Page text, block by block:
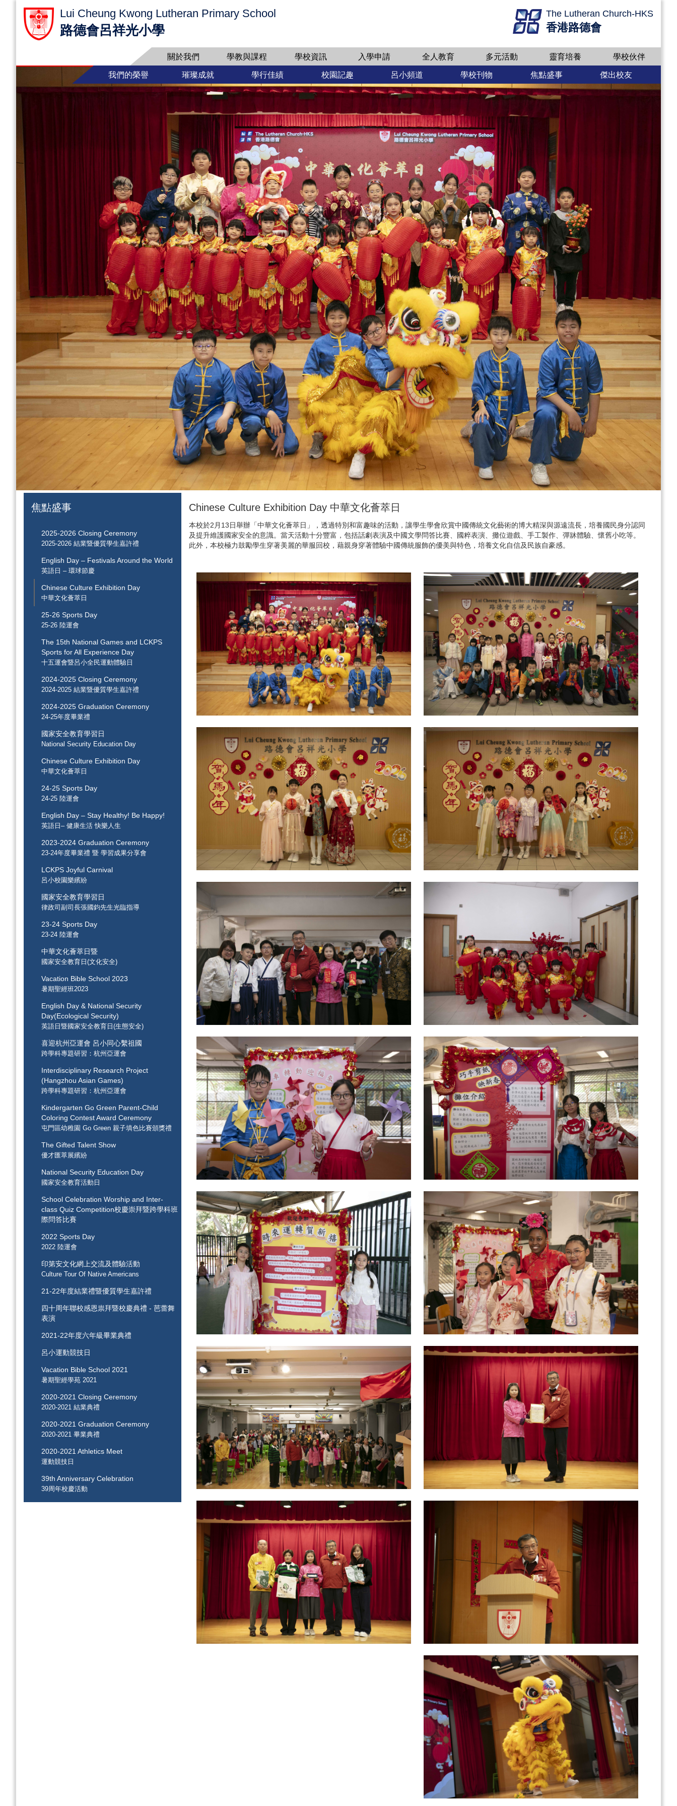
Lui Cheung Kwong Lutheran Primary School
路德會呂祥光小學
The Lutheran Church-HKS
香港路德會
關於我們 學教與課程 學校資訊 入學申請 全人教育 多元活動 靈育培養 學校伙伴
我們的榮譽 璀璨成就 學行佳績 校園記趣 呂小頻道 學校刊物 焦點盛事 傑出校友
焦點盛事
2025-2026 Closing Ceremony
2025-2026 結業暨優質學生嘉許禮
English Day – Festivals Around the World
英語日 – 環球節慶
Chinese Culture Exhibition Day
中華文化薈萃日
25-26 Sports Day
25-26 陸運會
The 15th National Games and LCKPS
Sports for All Experience Day
十五運會暨呂小全民運動體驗日
2024-2025 Closing Ceremony
2024-2025 結業暨優質學生嘉許禮
2024-2025 Graduation Ceremony
24-25年度畢業禮
國家安全教育學習日
National Security Education Day
Chinese Culture Exhibition Day
中華文化薈萃日
24-25 Sports Day
24-25 陸運會
English Day – Stay Healthy! Be Happy!
英語日– 健康生活 快樂人生
2023-2024 Graduation Ceremony
23-24年度畢業禮 暨 學習成果分享會
LCKPS Joyful Carnival
呂小校園樂繽紛
國家安全教育學習日
律政司副司長張國鈞先生光臨指導
23-24 Sports Day
23-24 陸運會
中華文化薈萃日暨
國家安全教育日(文化安全)
Vacation Bible School 2023
暑期聖經班2023
English Day & National Security
Day(Ecological Security)
英語日暨國家安全教育日(生態安全)
喜迎杭州亞運會 呂小同心繫祖國
跨學科專題研習：杭州亞運會
Interdisciplinary Research Project
(Hangzhou Asian Games)
跨學科專題研習：杭州亞運會
Kindergarten Go Green Parent-Child
Coloring Contest Award Ceremony
屯門區幼稚園 Go Green 親子填色比賽頒獎禮
The Gifted Talent Show
優才匯萃展繽紛
National Security Education Day
國家安全教育活動日
School Celebration Worship and Inter-
class Quiz Competition校慶崇拜暨跨學科班
際問答比賽
2022 Sports Day
2022 陸運會
印第安文化網上交流及體驗活動
Culture Tour Of Native Americans
21-22年度結業禮暨優質學生嘉許禮
四十周年聯校感恩祟拜暨校慶典禮 - 芭蕾舞
表演
2021-22年度六年級畢業典禮
呂小運動競技日
Vacation Bible School 2021
暑期聖經學苑 2021
2020-2021 Closing Ceremony
2020-2021 結業典禮
2020-2021 Graduation Ceremony
2020-2021 畢業典禮
2020-2021 Athletics Meet
運動競技日
39th Anniversary Celebration
39周年校慶活動
Chinese Culture Exhibition Day 中華文化薈萃日
本校於2月13日舉辦「中華文化薈萃日」，透過特別和富趣味的活動，讓學生學會欣賞中國傳統文化藝術的博大精深與源遠流長，培養國民身分認同
及提升維護國家安全的意識。當天活動十分豐富，包括話劇表演及中國文學問答比賽、國粹表演、攤位遊戲、手工製作、彈牀體驗、懷舊小吃等。
此外，本校極力鼓勵學生穿著美麗的華服回校，藉親身穿著體驗中國傳統服飾的優美與特色，培養文化自信及民族自豪感。